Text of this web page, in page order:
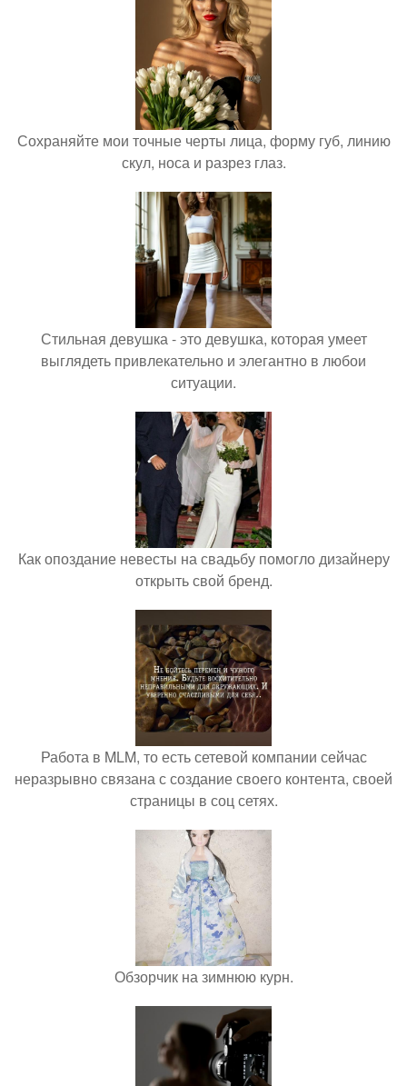
Сохраняйте мои точные черты лица, форму губ, линию
скул, носа и разрез глаз.
Стильная девушка - это девушка, которая умеет
выглядеть привлекательно и элегантно в любои
ситуации.
Как опоздание невесты на свадьбу помогло дизайнеру
открыть свой бренд.
Работа в MLM, то есть сетевой компании сейчас
неразрывно связана с создание своего контента, своей
страницы в соц сетях.
Обзорчик на зимнюю курн.